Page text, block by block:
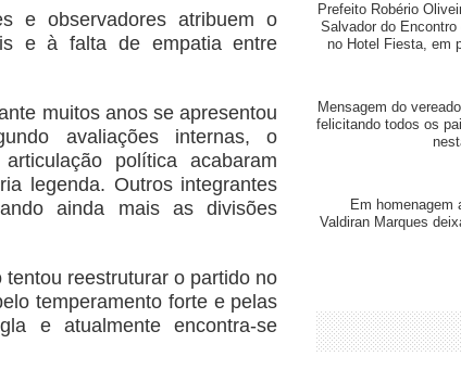
e observadores atribuem o
e à falta de empatia entre
muitos anos se apresentou
avaliações internas, o
política acabaram
legenda. Outros integrantes
ainda mais as divisões
reestruturar o partido no
temperamento forte e pelas
e atualmente encontra-se
Prefeito Robério
Salvador do
no Hotel Fiesta, em
Mensagem do
felicitando todos os
Em homenagem
Valdiran Marques